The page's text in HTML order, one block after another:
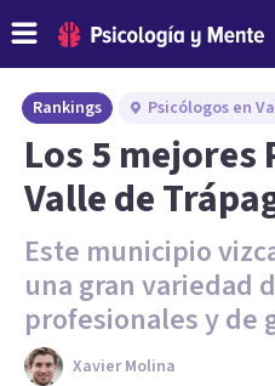
Rankings Psicólogos en
Los 5 mejores
Valle de
Este municipio
una gran variedad
profesionales y de
Xavier Molina